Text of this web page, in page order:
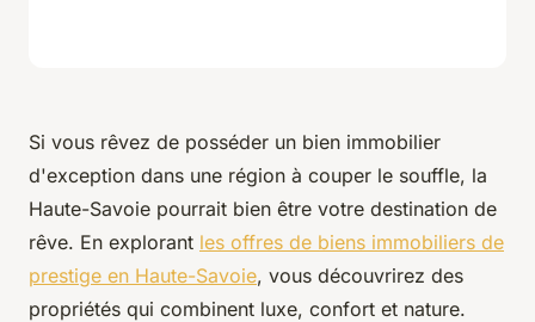
Si vous rêvez de posséder un bien immobilier
d'exception dans une région à couper le souffle, la
Haute-Savoie pourrait bien être votre destination de
rêve. En explorant les offres de biens immobiliers de
prestige en Haute-Savoie, vous découvrirez des
propriétés qui combinent luxe, confort et nature.